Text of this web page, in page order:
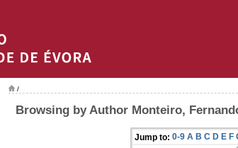
/
Browsing by Author Monteiro,
Jump to: 0-9 A B C D E F